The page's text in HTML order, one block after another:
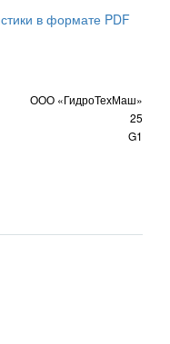
в формате PDF
ООО «ГидроТехМаш»
25
G1